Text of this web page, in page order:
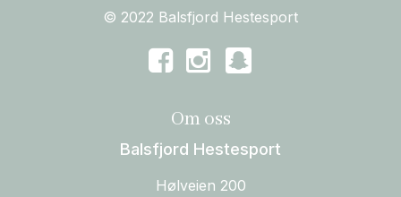
© 2022 Balsfjord Hestesport
Om oss
Balsfjord Hestesport
Hølveien 200